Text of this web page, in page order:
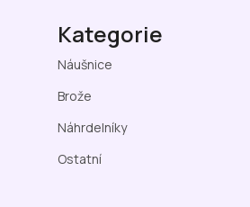
Kategorie
Náušnice
Brože
Náhrdelníky
Ostatní